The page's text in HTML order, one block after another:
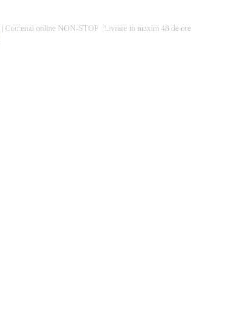
| Comenzi online NON-STOP | Livrare in maxim 48 de ore